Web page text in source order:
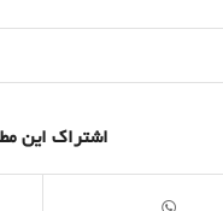
اشتراک این